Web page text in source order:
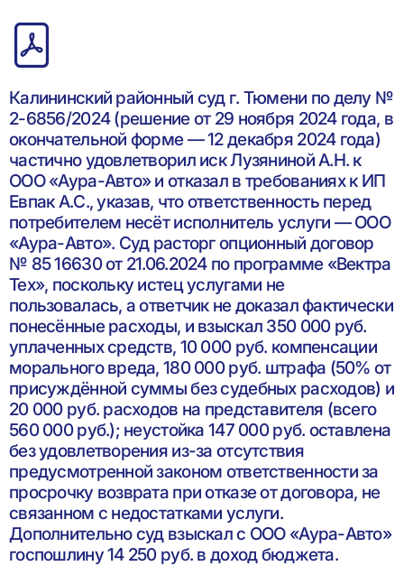
Калининский районный суд г. Тюмени по делу №
2-6856/2024 (решение от 29 ноября 2024 года, в
окончательной форме — 12 декабря 2024 года)
частично удовлетворил иск Лузяниной А.Н. к
ООО «Аура-Авто» и отказал в требованиях к ИП
Евпак А.С., указав, что ответственность перед
потребителем несёт исполнитель услуги — ООО
«Аура-Авто». Суд расторг опционный договор
№ 85 16630 от 21.06.2024 по программе «Вектра
Тех», поскольку истец услугами не
пользовалась, а ответчик не доказал фактически
понесённые расходы, и взыскал 350 000 руб.
уплаченных средств, 10 000 руб. компенсации
морального вреда, 180 000 руб. штрафа (50% от
присуждённой суммы без судебных расходов) и
20 000 руб. расходов на представителя (всего
560 000 руб.); неустойка 147 000 руб. оставлена
без удовлетворения из-за отсутствия
предусмотренной законом ответственности за
просрочку возврата при отказе от договора, не
связанном с недостатками услуги.
Дополнительно суд взыскал с ООО «Аура-Авто»
госпошлину 14 250 руб. в доход бюджета.